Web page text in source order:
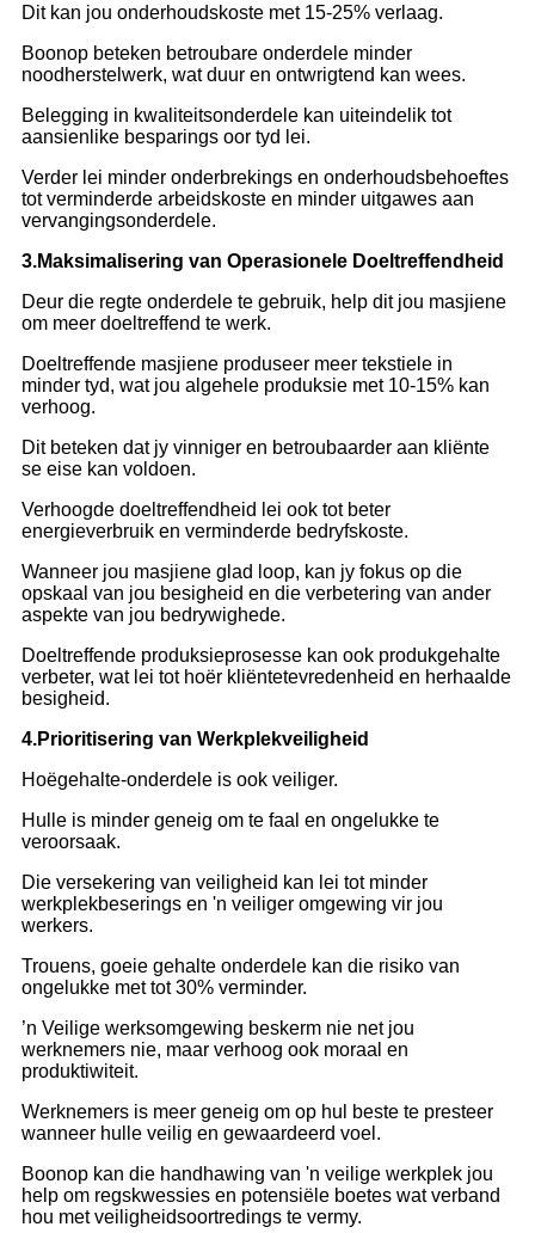
Dit kan jou onderhoudskoste met 15-25% verlaag.
Boonop beteken betroubare onderdele minder
noodherstelwerk, wat duur en ontwrigtend kan wees.
Belegging in kwaliteitsonderdele kan uiteindelik tot
aansienlike besparings oor tyd lei.
Verder lei minder onderbrekings en onderhoudsbehoeftes
tot verminderde arbeidskoste en minder uitgawes aan
vervangingsonderdele.
3.Maksimalisering van Operasionele Doeltreffendheid
Deur die regte onderdele te gebruik, help dit jou masjiene
om meer doeltreffend te werk.
Doeltreffende masjiene produseer meer tekstiele in
minder tyd, wat jou algehele produksie met 10-15% kan
verhoog.
Dit beteken dat jy vinniger en betroubaarder aan kliënte
se eise kan voldoen.
Verhoogde doeltreffendheid lei ook tot beter
energieverbruik en verminderde bedryfskoste.
Wanneer jou masjiene glad loop, kan jy fokus op die
opskaal van jou besigheid en die verbetering van ander
aspekte van jou bedrywighede.
Doeltreffende produksieprosesse kan ook produkgehalte
verbeter, wat lei tot hoër kliëntetevredenheid en herhaalde
besigheid.
4.Prioritisering van Werkplekveiligheid
Hoëgehalte-onderdele is ook veiliger.
Hulle is minder geneig om te faal en ongelukke te
veroorsaak.
Die versekering van veiligheid kan lei tot minder
werkplekbeserings en 'n veiliger omgewing vir jou
werkers.
Trouens, goeie gehalte onderdele kan die risiko van
ongelukke met tot 30% verminder.
’n Veilige werksomgewing beskerm nie net jou
werknemers nie, maar verhoog ook moraal en
produktiwiteit.
Werknemers is meer geneig om op hul beste te presteer
wanneer hulle veilig en gewaardeerd voel.
Boonop kan die handhawing van 'n veilige werkplek jou
help om regskwessies en potensiële boetes wat verband
hou met veiligheidsoortredings te vermy.